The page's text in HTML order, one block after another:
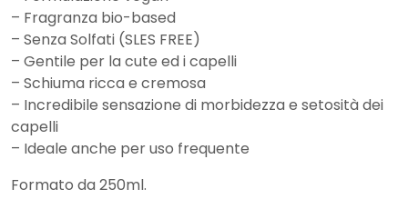
– Fragranza bio-based
– Senza Solfati (SLES FREE)
– Gentile per la cute ed i capelli
– Schiuma ricca e cremosa
– Incredibile sensazione di morbidezza e setosità dei
capelli
– Ideale anche per uso frequente
Formato da 250ml.